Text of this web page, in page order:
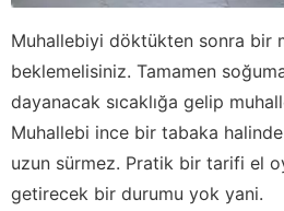
Muhallebiyi döktükten sonra bir
beklemelisiniz. Tamamen
dayanacak sıcaklığa gelip
Muhallebi ince bir tabaka halinde
uzun sürmez. Pratik bir tarifi el
getirecek bir durumu yok yani.